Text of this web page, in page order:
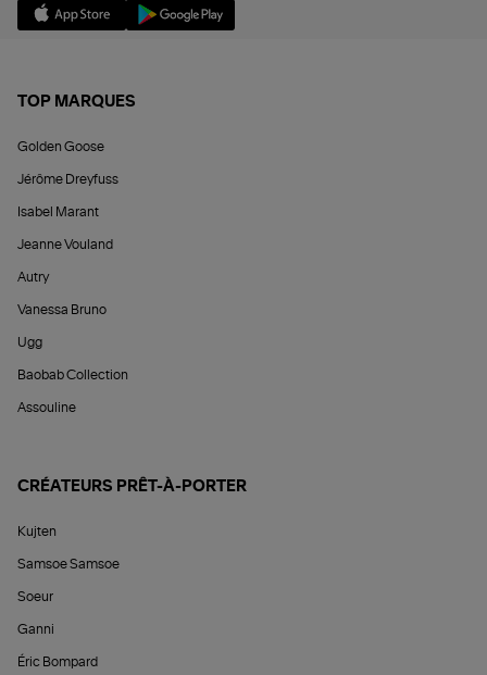
TOP MARQUES
Golden Goose
Jérôme Dreyfuss
Isabel Marant
Jeanne Vouland
Autry
Vanessa Bruno
Ugg
Baobab Collection
Assouline
CRÉATEURS PRÊT-À-PORTER
Kujten
Samsoe Samsoe
Soeur
Ganni
Éric Bompard